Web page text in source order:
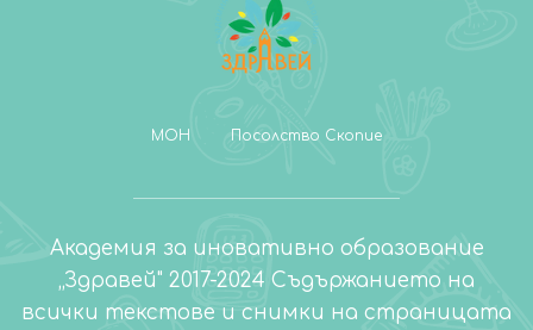
МОН Посолство Скопие
Академия за иновативно образование
„Здравей" 2017-2024 Съдържанието на
всички текстове и снимки на страницата